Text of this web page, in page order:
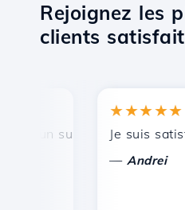
Rejoignez les
clients
un support technique
★★★★★
Je suis satisfait
Andrei